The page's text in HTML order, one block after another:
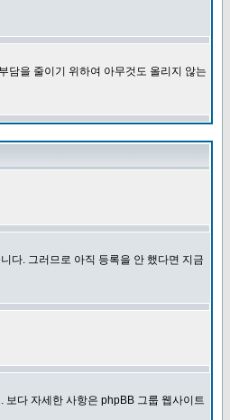
담을 줄이기 위하여 아무것도 올리지 않는
다. 그러므로 아직 등록을 안 했다면 지금
보다 자세한 사항은 phpBB 그룹 웹사이트